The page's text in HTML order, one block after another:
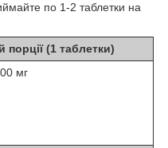
по 1-2 таблетки на
порції (1 таблетки)
мг